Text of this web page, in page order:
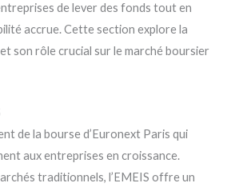
de lever des fonds tout en
accrue. Cette section explore la
son rôle crucial sur le marché boursier
de la bourse d’Euronext Paris qui
aux entreprises en croissance.
traditionnels, l’EMEIS offre un